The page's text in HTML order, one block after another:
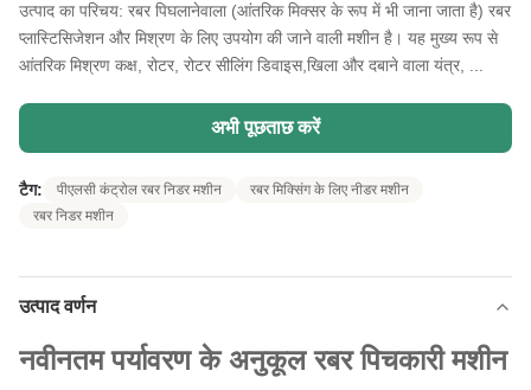
उत्पाद का परिचय: रबर पिघलानेवाला (आंतरिक मिक्सर के रूप में भी जाना जाता है) रबर
प्लास्टिसिजेशन और मिश्रण के लिए उपयोग की जाने वाली मशीन है। यह मुख्य रूप से
आंतरिक मिश्रण कक्ष, रोटर, रोटर सीलिंग डिवाइस,खिला और दबाने वाला यंत्र, ...
अभी पूछताछ करें
टैग: पीएलसी कंट्रोल रबर निडर मशीन
रबर मिक्सिंग के लिए नीडर मशीन
रबर निडर मशीन
उत्पाद वर्णन
नवीनतम पर्यावरण के अनुकूल रबर पिचकारी मशीन